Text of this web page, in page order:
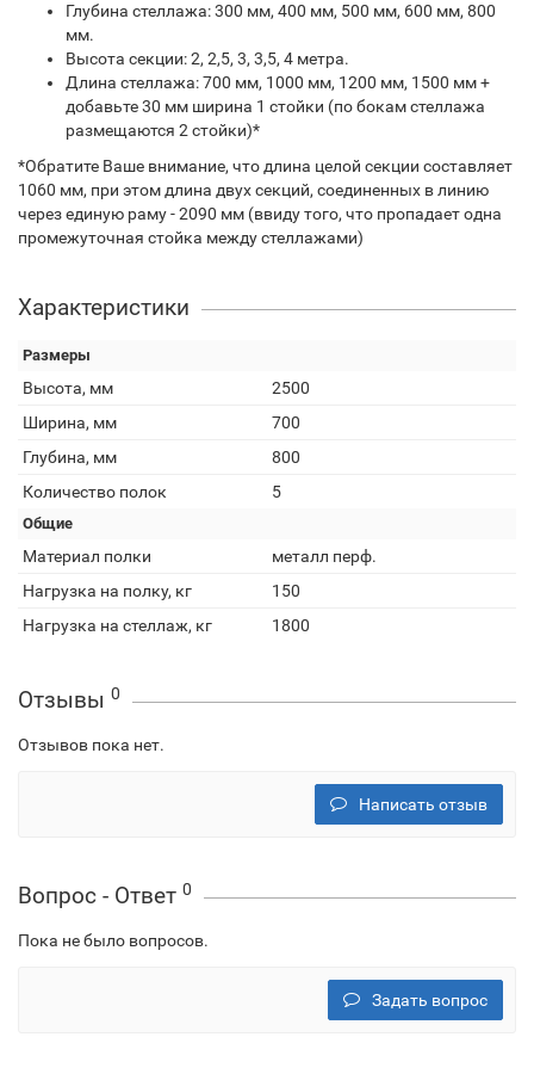
Глубина стеллажа: 300 мм, 400 мм, 500 мм, 600 мм, 800
мм.
Высота секции: 2, 2,5, 3, 3,5, 4 метра.
Длина стеллажа: 700 мм, 1000 мм, 1200 мм, 1500 мм +
добавьте 30 мм ширина 1 стойки (по бокам стеллажа
размещаются 2 стойки)*
*Обратите Ваше внимание, что длина целой секции составляет
1060 мм, при этом длина двух секций, соединенных в линию
через единую раму - 2090 мм (ввиду того, что пропадает одна
промежуточная стойка между стеллажами)
Характеристики
Размеры
Высота, мм
2500
Ширина, мм
700
Глубина, мм
800
Количество полок
5
Общие
Материал полки
металл перф.
Нагрузка на полку, кг
150
Нагрузка на стеллаж, кг
1800
Отзывы 0
Отзывов пока нет.
Написать отзыв
Вопрос - Ответ 0
Пока не было вопросов.
Задать вопрос